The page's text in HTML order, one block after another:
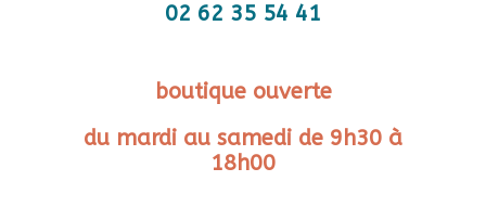
02 62 35 54 41
boutique ouverte
du mardi au samedi de 9h30 à
18h00